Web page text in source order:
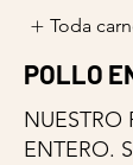
Toda
POLLO
NUESTRO
ENTERO.